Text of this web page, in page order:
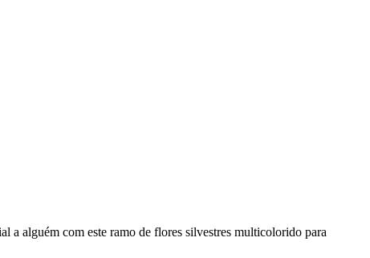
a alguém com este ramo de flores silvestres multicolorido para